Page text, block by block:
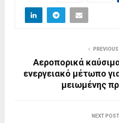
Αεροπορικά
ενεργειακό μέτωπο
μειωμένης
NEXT POST